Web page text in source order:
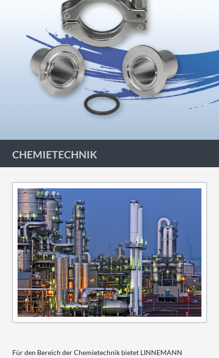
CHEMIETECHNIK
Für den Bereich der Chemietechnik bietet LINNEMANN